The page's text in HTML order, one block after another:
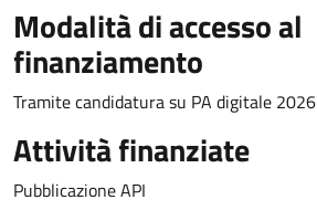
Modalità di accesso al
finanziamento
Tramite candidatura su PA digitale 2026
Attività finanziate
Pubblicazione API